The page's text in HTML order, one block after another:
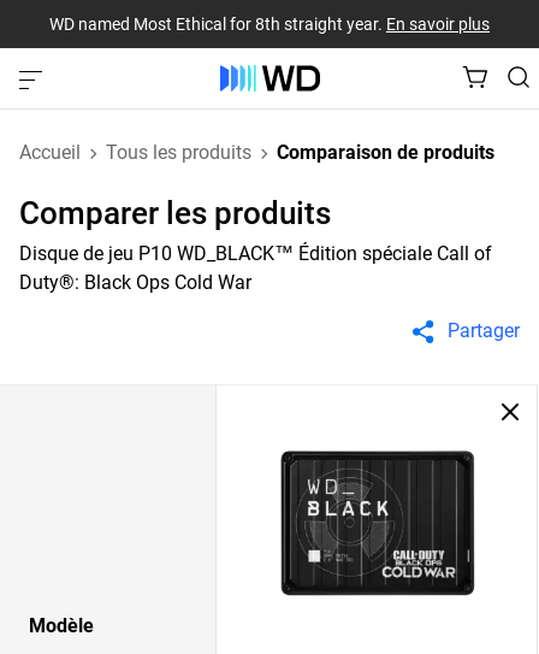
WD named Most Ethical for 8th straight year. En savoir plus
Accueil Tous les produits Comparaison de produits
Comparer les produits
Disque de jeu P10 WD_BLACK™ Édition spéciale Call of
Duty®: Black Ops Cold War
Partager
Modèle